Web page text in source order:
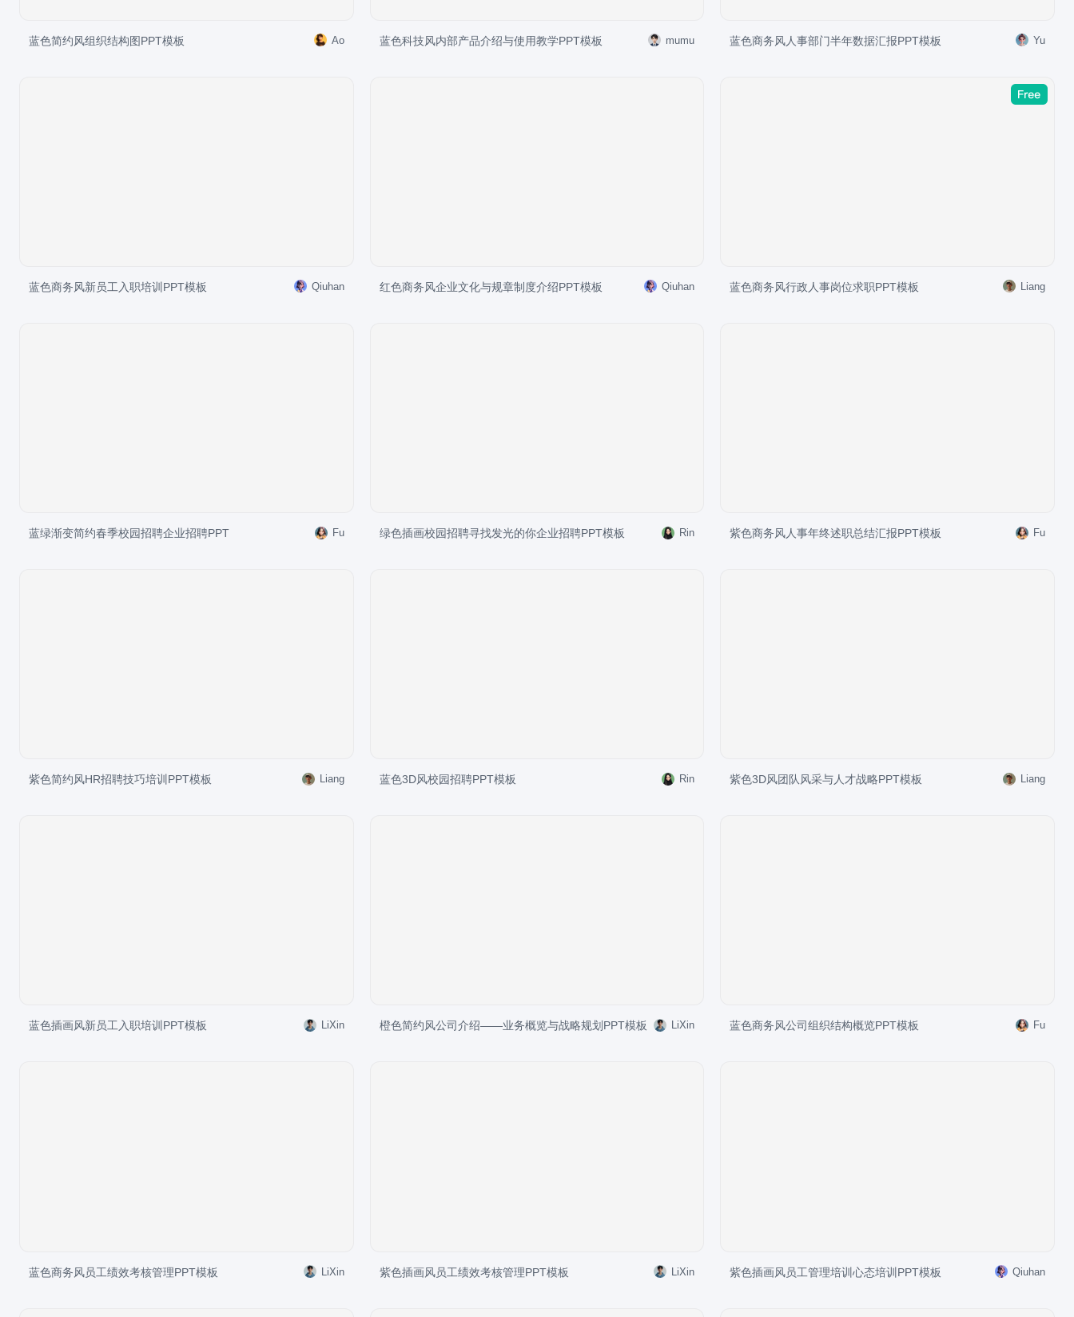
蓝色简约风组织结构图PPT模板 Ao 蓝色科技风内部产品介绍与使用教学PPT模板 mumu 蓝色商务风人事部门半年数据汇报PPT模板 Yu
蓝色商务风新员工入职培训PPT模板 Qiuhan 红色商务风企业文化与规章制度介绍PPT模板 Qiuhan 蓝色商务风行政人事岗位求职PPT模板 Liang
蓝绿渐变简约春季校园招聘企业招聘PPT Fu 绿色插画校园招聘寻找发光的你企业招聘PPT模板 Rin 紫色商务风人事年终述职总结汇报PPT模板 Fu
紫色简约风HR招聘技巧培训PPT模板 Liang 蓝色3D风校园招聘PPT模板 Rin 紫色3D风团队风采与人才战略PPT模板 Liang
蓝色插画风新员工入职培训PPT模板 LiXin 橙色简约风公司介绍——业务概览与战略规划PPT模板 LiXin 蓝色商务风公司组织结构概览PPT模板 Fu
蓝色商务风员工绩效考核管理PPT模板 LiXin 紫色插画风员工绩效考核管理PPT模板 LiXin 紫色插画风员工管理培训心态培训PPT模板 Qiuhan